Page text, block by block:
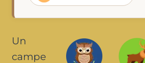
Un
campe